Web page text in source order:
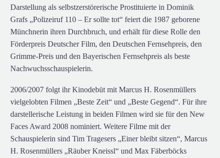
Darstellung als selbstzerstörerische Prostituierte in Dominik
Grafs „Polizeiruf 110 – Er sollte tot“ feiert die 1987 geborene
Münchnerin ihren Durchbruch, und erhält für diese Rolle den
Förderpreis Deutscher Film, den Deutschen Fernsehpreis, den
Grimme-Preis und den Bayerischen Fernsehpreis als beste
Nachwuchsschauspielerin.
2006/2007 folgt ihr Kinodebüt mit Marcus H. Rosenmüllers
vielgelobten Filmen „Beste Zeit“ und „Beste Gegend“. Für ihre
darstellerische Leistung in beiden Filmen wird sie für den New
Faces Award 2008 nominiert. Weitere Filme mit der
Schauspielerin sind Tim Tragesers „Einer bleibt sitzen“, Marcus
H. Rosenmüllers „Räuber Kneissl“ und Max Fäberböcks